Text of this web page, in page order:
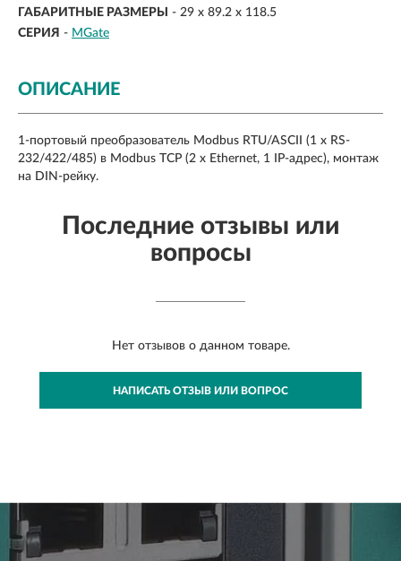
ГАБАРИТНЫЕ РАЗМЕРЫ
- 29 x 89.2 x 118.5
СЕРИЯ - MGate
ОПИСАНИЕ
1-портовый преобразователь Modbus RTU/ASCII (1 x RS-
232/422/485) в Modbus TCP (2 x Ethernet, 1 IP-адрес), монтаж
на DIN-рейку.
Последние отзывы или
вопросы
Нет отзывов о данном товаре.
НАПИСАТЬ ОТЗЫВ ИЛИ ВОПРОС